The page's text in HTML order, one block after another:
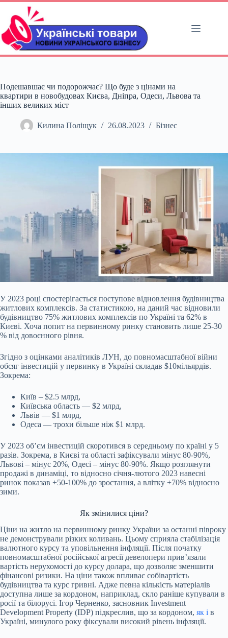
Перейти
вмісту
Подешавшає чи подорожчає? Що буде з цінами на
квартири в новобудовах Києва, Дніпра, Одеси, Львова та
інших великих міст
Килина Поліщук 26.08.2023 Бізнес
У 2023 році спостерігається поступове відновлення будівництва
житлових комплексів. За статистикою, на даний час відновили
будівництво 75% житлових комплексів по Україні та 62% в
Києві. Хоча попит на первинному ринку становить лише 25-30
% від довоєнного рівня.
Згідно з оцінками аналітиків ЛУН, до повномасштабної війни
обсяг інвестицій у первинку в Україні складав $10мільярдів.
Зокрема:
Київ – $2.5 млрд,
Київська область — $2 млрд,
Львів — $1 млрд,
Одеса — трохи більше ніж $1 млрд.
У 2023 об’єм інвестицій скоротився в середньому по країні у 5
разів. Зокрема, в Києві та області зафіксували мінус 80-90%,
Львові – мінус 20%, Одесі – мінус 80-90%. Якщо розглянути
продажі в динаміці, то відносно січня-лютого 2023 навесні
ринок показав +50-100% до зростання, а влітку +70% відносно
зими.
Як змінилися ціни?
Ціни на житло на первинному ринку України за останні півроку
не демонстрували різких коливань. Цьому сприяла стабілізація
валютного курсу та уповільнення інфляції. Після початку
повномасштабної російської агресії девелопери прив’язали
вартість нерухомості до курсу долара, що дозволяє зменшити
фінансові ризики. На ціни також впливає собівартість
будівництва та курс гривні. Адже певна кількість матеріалів
доступна лише за кордоном, наприклад, скло раніше купували в
росії та білорусі. Ігор Черненко, засновник Investment
Development Property (IDP) підкреслив, що за кордоном, як і в
Україні, минулого року фіксували високий рівень інфляції.